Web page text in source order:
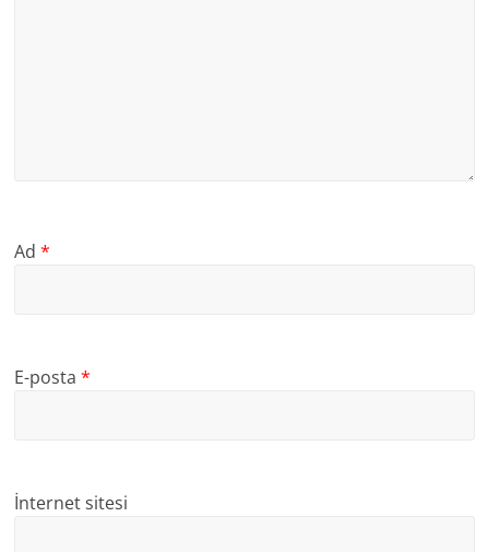
Ad*
E-posta*
İnternet sitesi